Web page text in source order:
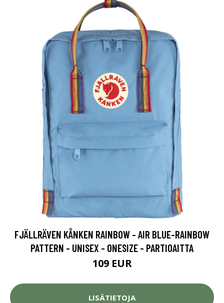
FJÄLLRÄVEN KÅNKEN RAINBOW - AIR BLUE-RAINBOW
PATTERN - UNISEX - ONESIZE - PARTIOAITTA
109 EUR
LISÄTIETOJA